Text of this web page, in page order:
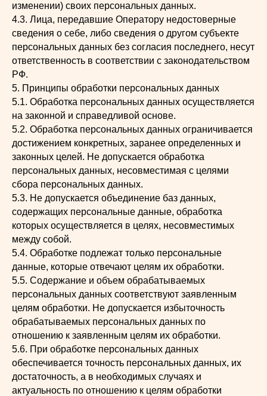
изменении) своих персональных данных.
4.3. Лица, передавшие Оператору недостоверные
сведения о себе, либо сведения о другом субъекте
персональных данных без согласия последнего, несут
ответственность в соответствии с законодательством
РФ.
5. Принципы обработки персональных данных
5.1. Обработка персональных данных осуществляется
на законной и справедливой основе.
5.2. Обработка персональных данных ограничивается
достижением конкретных, заранее определенных и
законных целей. Не допускается обработка
персональных данных, несовместимая с целями
сбора персональных данных.
5.3. Не допускается объединение баз данных,
содержащих персональные данные, обработка
которых осуществляется в целях, несовместимых
между собой.
5.4. Обработке подлежат только персональные
данные, которые отвечают целям их обработки.
5.5. Содержание и объем обрабатываемых
персональных данных соответствуют заявленным
целям обработки. Не допускается избыточность
обрабатываемых персональных данных по
отношению к заявленным целям их обработки.
5.6. При обработке персональных данных
обеспечивается точность персональных данных, их
достаточность, а в необходимых случаях и
актуальность по отношению к целям обработки